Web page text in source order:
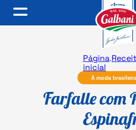
Página
inicial
.
À moda
Farfalle com